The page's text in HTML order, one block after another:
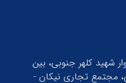
شهید کلهر جنوبی، بین
مجتمع تجاری نیکان -